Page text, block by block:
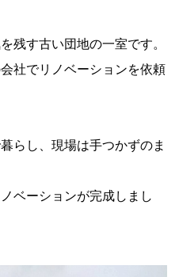
残す古い団地の一室です。
社でリノベーションを依頼
らし、現場は手つかずのま
ベーションが完成しまし